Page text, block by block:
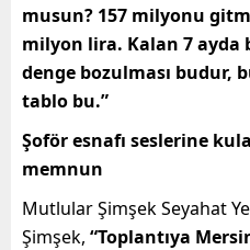
musun? 157 milyonu
milyon lira. Kalan 7 ayda
denge bozulması budur,
tablo bu.”
Şoför esnafı seslerine
memnun
Mutlular Şimşek Seyahat
Şimşek, “Toplantıya